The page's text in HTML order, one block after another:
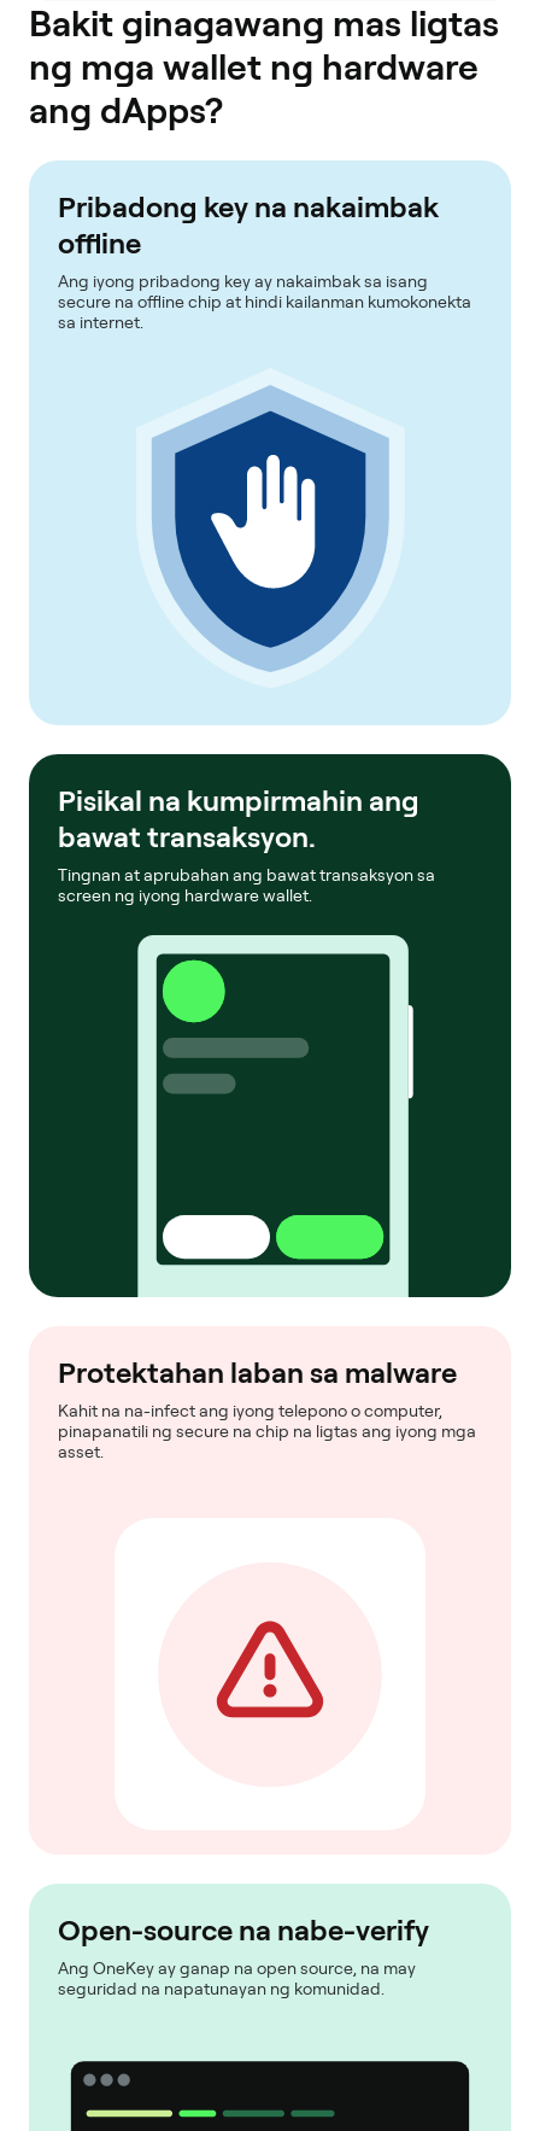
Bakit ginagawang mas ligtas
ng mga wallet ng hardware
ang dApps?
Pribadong key na nakaimbak
offline
Ang iyong pribadong key ay nakaimbak sa isang
secure na offline chip at hindi kailanman kumokonekta
sa internet.
Pisikal na kumpirmahin ang
bawat transaksyon.
Tingnan at aprubahan ang bawat transaksyon sa
screen ng iyong hardware wallet.
Protektahan laban sa malware
Kahit na na-infect ang iyong telepono o computer,
pinapanatili ng secure na chip na ligtas ang iyong mga
asset.
Open-source na nabe-verify
Ang OneKey ay ganap na open source, na may
seguridad na napatunayan ng komunidad.